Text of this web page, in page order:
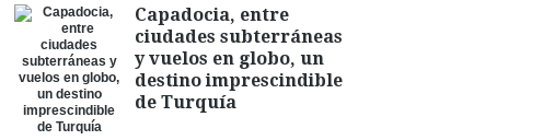
Capadocia, entre
ciudades subterráneas
y vuelos en globo, un
destino imprescindible
de Turquía